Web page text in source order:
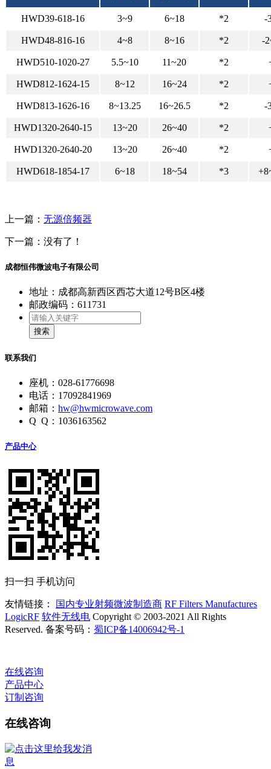
HWD39-618-16 3~9 6~18 *2 -
HWD48-816-16 4~8 8~16 *2 -
HWD510-1020-27 5.5~10 11~20 *2
HWD812-1624-15 8~12 16~24 *2
HWD813-1626-16 8~13.25 16~26.5 *2 -
HWD1320-2640-15 13~20 26~40 *2
HWD1320-2640-20 13~20 26~40 *2
HWD618-1854-17 6~18 18~54 *3
上一篇： 无源倍频器
下一篇：没有了！
成都恒伟微波电子有限公司
地址：成都高新西区西芯大道12号B区4楼
邮政编码：611731
搜索
联系我们
座机：028-61776698
电话：17092841969
邮箱： hw@hwmicrowave.com
Q Q：1036163562
产品中心
扫一扫 手机访问
友情链接： 国内专业射频微波制造商 RF Filters Manufactures
LogicRF 软件无线电 Copyright © 2003-2021 All Rights
Reserved. 备案号码： 蜀ICP备14006942号-1
在线咨询
产品中心
订制咨询
在线咨询